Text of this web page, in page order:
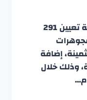
اعتمدت وزارة التجارة والصناعة تعيين 291
إضافة
وذلك خلال